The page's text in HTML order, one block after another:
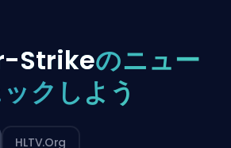
Strikeのニュー
クしよう
HLTV.org